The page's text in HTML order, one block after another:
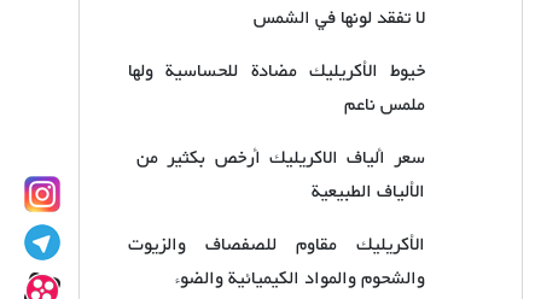
لا تفقد لونها في الشمس
خيوط الأكريليك مضادة للحساسية ولها
ملمس ناعم
سعر ألياف الاكريليك أرخص بكثير من
الألياف الطبيعية
الأكريليك مقاوم للصفصاف والزيوت
والشحوم والمواد الكيميائية والضوء